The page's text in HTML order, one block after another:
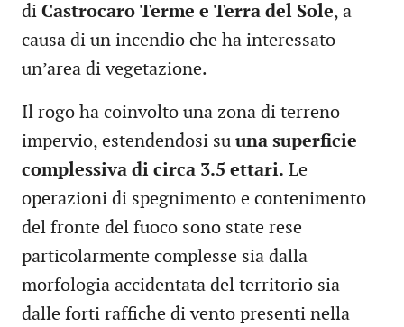
di Castrocaro Terme e Terra del Sole, a
causa di un incendio che ha interessato
un’area di vegetazione.
Il rogo ha coinvolto una zona di terreno
impervio, estendendosi su una superficie
complessiva di circa 3.5 ettari. Le
operazioni di spegnimento e contenimento
del fronte del fuoco sono state rese
particolarmente complesse sia dalla
morfologia accidentata del territorio sia
dalle forti raffiche di vento presenti nella